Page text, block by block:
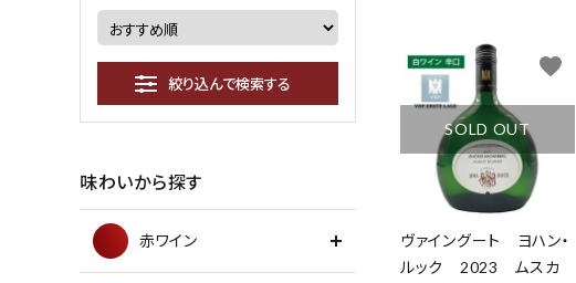
SOLD OUT
ヴァイングート ヨハン・
ルック 2023 ムスカ
favorite
絞り込んで検索する
味わいから探す
赤ワイン